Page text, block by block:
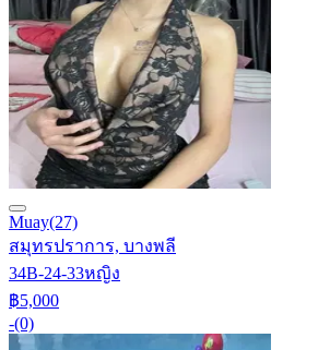
Muay(27)
สมุทรปราการ, บางพลี
34B-24-33หญิง
฿5,000
-(0)